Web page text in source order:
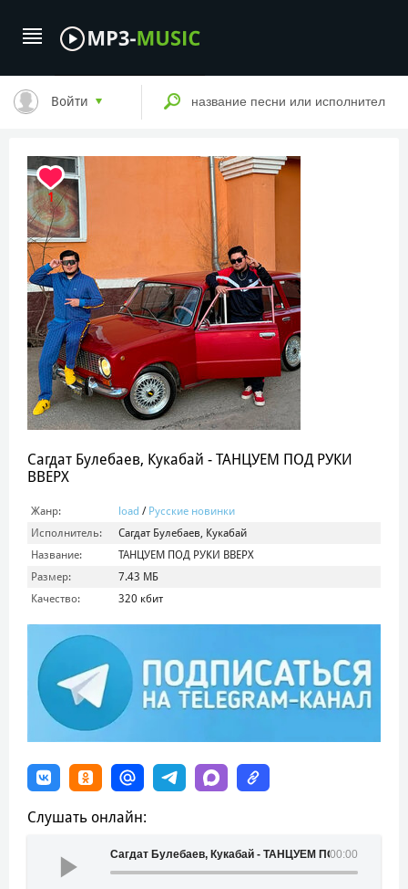
Войти
1
Сагдат Булебаев, Кукабай - ТАНЦУЕМ ПОД РУКИ
ВВЕРХ
Жанр: load / Русские новинки
Исполнитель:
Сагдат Булебаев, Кукабай
Название:
ТАНЦУЕМ ПОД РУКИ ВВЕРХ
Размер:
7.43 МБ
Качество:
320 кбит
Слушать онлайн:
00:00
Сагдат Булебаев, Кукабай - ТАНЦУЕМ ПОД РУКИ